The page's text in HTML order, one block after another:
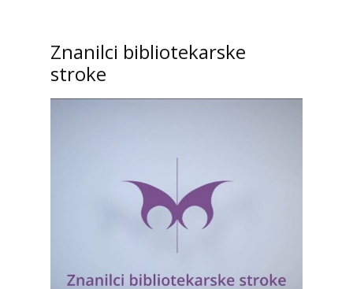
Znanilci bibliotekarske
stroke